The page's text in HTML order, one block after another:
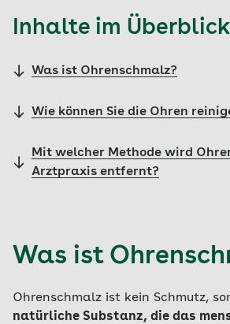
Inhalte im Überblick
Was ist Ohrenschmalz?
Wie können Sie die Ohren
Mit welcher Methode wird
Arztpraxis entfernt?
Was ist
Ohrenschmalz ist kein Schmutz,
natürliche Substanz, die das